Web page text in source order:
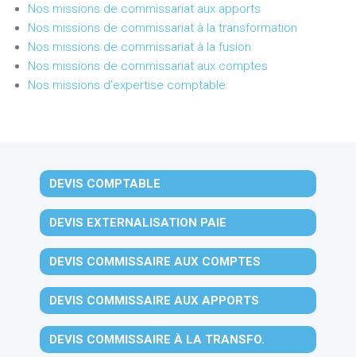
Nos missions de commissariat aux apports
Nos missions de commissariat à la transformation
Nos missions de commissariat à la fusion
Nos missions de commissariat aux comptes
Nos missions d'expertise comptable
DEVIS COMPTABLE
DEVIS EXTERNALISATION PAIE
DEVIS COMMISSAIRE AUX COMPTES
DEVIS COMMISSAIRE AUX APPORTS
DEVIS COMMISSAIRE À LA TRANSFO.